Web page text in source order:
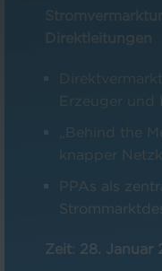
Pressebereich
Direktleitungen
Erzeuger und
„Behind the
knapper
PPAs als
Zeit: 28. Januar